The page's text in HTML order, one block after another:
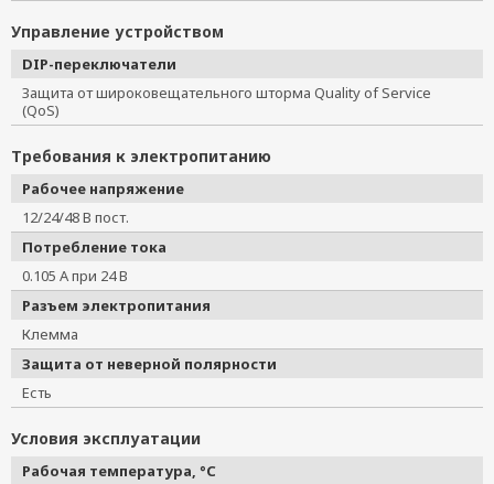
Управление устройством
DIP-переключатели
Защита от широковещательного шторма Quality of Service
(QoS)
Требования к электропитанию
Рабочее напряжение
12/24/48 В пост.
Потребление тока
0.105 А при 24 В
Разъем электропитания
Клемма
Защита от неверной полярности
Есть
Условия эксплуатации
Рабочая температура, °C